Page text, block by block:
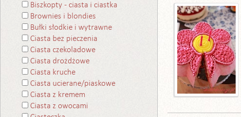
Biszkopty - ciasta i ciastka
Brownies i blondies
Bułki słodkie i wytrawne
Ciasta bez pieczenia
Ciasta czekoladowe
Ciasta drożdżowe
Ciasta kruche
Ciasta ucierane/piaskowe
Ciasta z kremem
Ciasta z owocami